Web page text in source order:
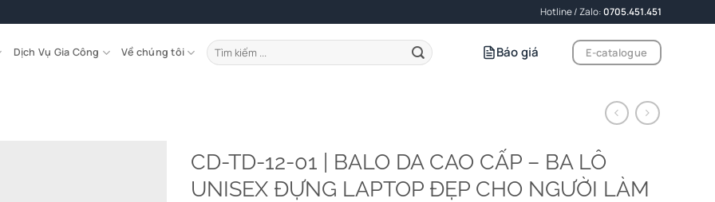
Hotline / Zalo:0705.451.451
Dịch Vụ Gia Công Về chúng tôi
Tìm
kiếm:
Báo giá E-catalogue
CD-TD-12-01 | BALO DA CAO CẤP – BA LÔ
UNISEX ĐỰNG LAPTOP ĐẸP CHO NGƯỜI LÀM